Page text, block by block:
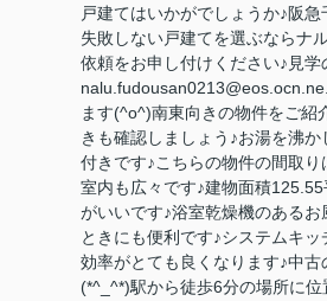
戸建てはいかがでしょうか♪阪急
失敗しない戸建てを選ぶならナ
依頼をお申し付けください♪見学
ます(^o^)南東向きの物件をご紹
きも確認しましょう♪お湯を沸
付きです♪こちらの物件の間取り
室内も広々です♪建物面積
がいいです♪浴室乾燥機のある
ときにも便利です♪システムキ
効率がとても良くなります♪中
(*^_^*)駅から徒歩6分の場所に